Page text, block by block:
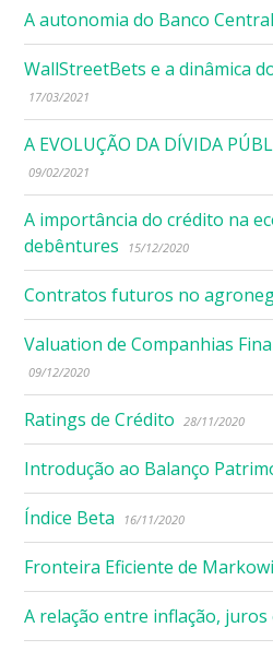
A autonomia do Banco
WallStreetBets e a dinâmica
17/03/2021
A EVOLUÇÃO DA DÍVIDA
09/02/2021
A importância do crédito na
debêntures
15/12/2020
Contratos futuros no
Valuation de Companhias
09/12/2020
Ratings de Crédito 28/11/2020
Introdução ao Balanço
Índice Beta 16/11/2020
Fronteira Eficiente de
A relação entre inflação, juros